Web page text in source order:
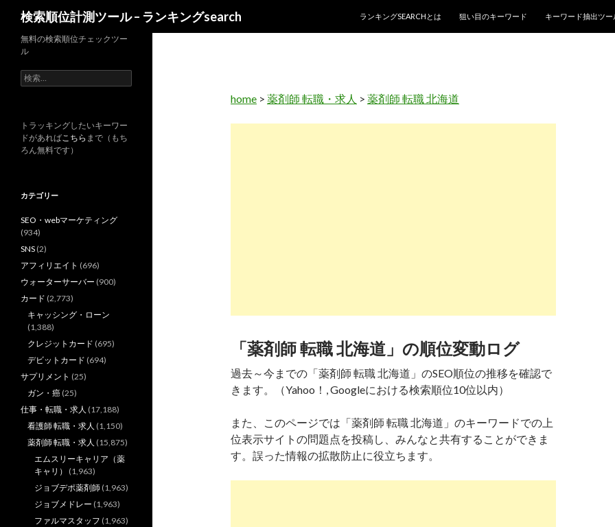
検索順位計測ツール – ランキングsearch
ランキングSEARCHとは
狙い目のキーワード キーワード抽出ツー
home > 薬剤師 転職・求人 > 薬剤師 転職 北海道
「薬剤師 転職 北海道」の順位変動ログ
過去～今までの「薬剤師 転職 北海道」のSEO順位の推移を確認で
きます。（Yahoo！, Googleにおける検索順位10位以内）
また、このページでは「薬剤師 転職 北海道」のキーワードでの上
位表示サイトの問題点を投稿し、みんなと共有することができま
す。誤った情報の拡散防止に役立ちます。
無料の検索順位チェックツー
ル
検
索
トラッキングしたいキーワー
ドがあればこちら まで（もち
ろん無料です）
カテゴリー
SEO・webマーケティング
(934)
SNS (2)
アフィリエイト (696)
ウォーターサーバー (900)
カード (2,773)
キャッシング・ローン
(1,388)
クレジットカード (695)
デビットカード (694)
サプリメント (25)
ガン・癌 (25)
仕事・転職・求人 (17,188)
看護師 転職・求人 (1,150)
薬剤師 転職・求人 (15,875)
エムスリーキャリア（薬
キャリ）
(1,963)
ジョブデポ薬剤師 (1,963)
ジョブメドレー (1,963)
ファルマスタッフ (1,963)